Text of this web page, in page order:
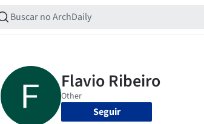
Seguir